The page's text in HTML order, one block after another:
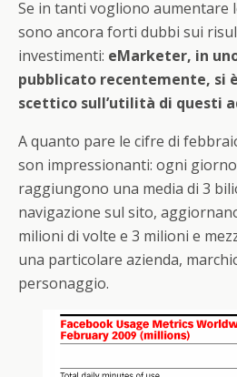
Se in tanti vogliono aumentare
sono ancora forti dubbi sui
investimenti: eMarketer, in
pubblicato recentemente, si
scettico sull’utilità di questi
A quanto pare le cifre di
son impressionanti: ogni
raggiungono una media di 3
navigazione sul sito,
milioni di volte e 3 milioni e
una particolare azienda,
personaggio.